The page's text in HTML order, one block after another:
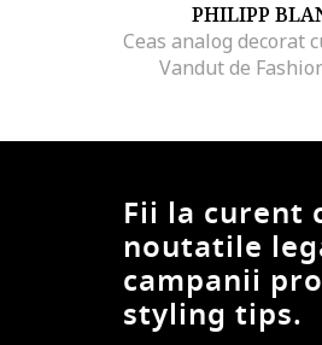
PHILIPP
Vandut de
Fii la curent
noutatile
campanii
styling tips.